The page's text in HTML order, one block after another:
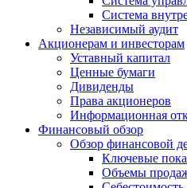
Система
Независимый аудит
Акционерам и инвесторам
Уставный капитал
Ценные бумаги
Дивиденды
Права акционеров
Информационная
Финансовый обзор
Обзор финансовой
Ключевые
Объемы